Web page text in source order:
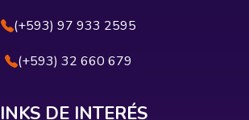
(+593) 97 933 2595
(+593) 32 660 679
DE INTERÉS